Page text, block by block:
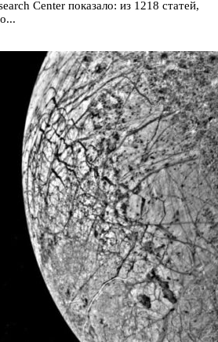
Center показало: из 1218 статей,